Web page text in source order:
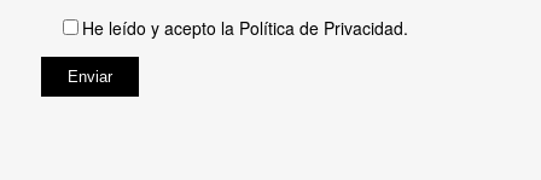
He leído y acepto la Política de Privacidad.